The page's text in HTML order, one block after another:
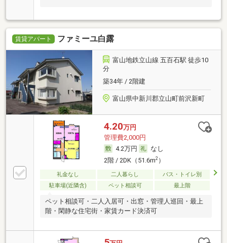
賃貸アパート ファミーユ白露
富山地鉄立山線 五百石駅 徒歩10
分
築34年 / 2階建
富山県中新川郡立山町前沢新町
4.20万円
管理費2,000円
4.2万円
なし
2階 / 2DK（51.6m2）
礼金なし 二人暮らし
バス・トイレ別
駐車場(近隣含)
ペット相談可 最上階
ペット相談可・二人入居可・出窓・管理人巡回・最上
階・閑静な住宅街・家賃カード決済可